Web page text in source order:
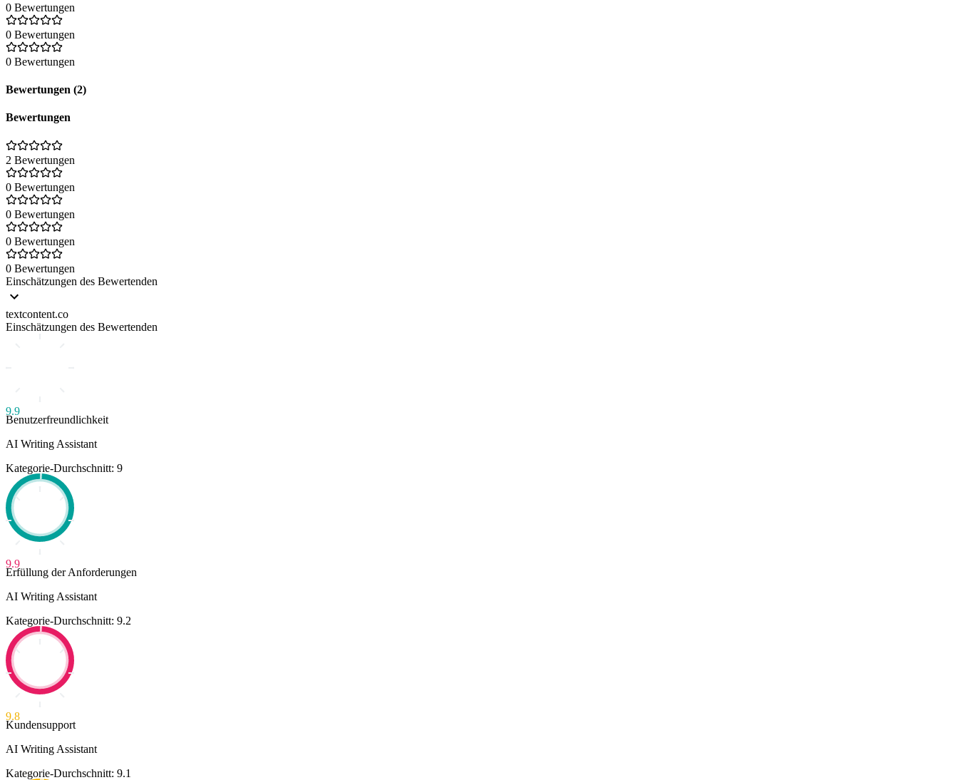
0 Bewertungen
0 Bewertungen
0 Bewertungen
Bewertungen (2)
Bewertungen
2 Bewertungen
0 Bewertungen
0 Bewertungen
0 Bewertungen
0 Bewertungen
Einschätzungen des Bewertenden
textcontent.co
Einschätzungen des Bewertenden
9.9
Benutzerfreundlichkeit
AI Writing Assistant
Kategorie-Durchschnitt: 9
9.9
Erfüllung der Anforderungen
AI Writing Assistant
Kategorie-Durchschnitt: 9.2
9.8
Kundensupport
AI Writing Assistant
Kategorie-Durchschnitt: 9.1